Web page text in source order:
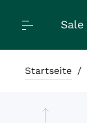
Sale
Startseite /